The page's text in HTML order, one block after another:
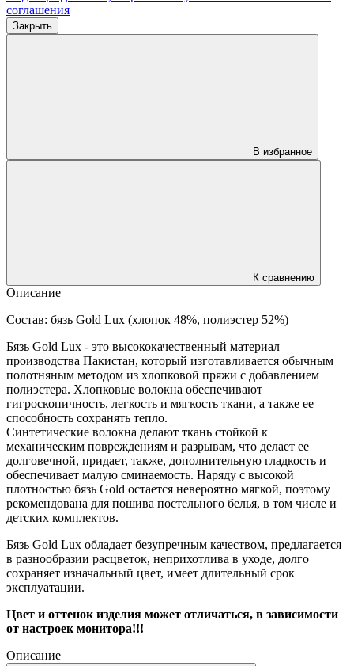
соглашения
Закрыть
В избранное
К сравнению
Описание
Состав: бязь Gold Lux (хлопок 48%, полиэстер 52%)
Бязь Gold Lux - это высококачественный материал
производства Пакистан, который изготавливается обычным
полотняным методом из хлопковой пряжи с добавлением
полиэстера. Хлопковые волокна обеспечивают
гигроскопичность, легкость и мягкость ткани, а также ее
способность сохранять тепло.
Синтетические волокна делают ткань стойкой к
механическим повреждениям и разрывам, что делает ее
долговечной, придает, также, дополнительную гладкость и
обеспечивает малую сминаемость. Наряду с высокой
плотностью бязь Gold остается невероятно мягкой, поэтому
рекомендована для пошива постельного белья, в том числе и
детских комплектов.
Бязь Gold Lux обладает безупречным качеством, предлагается
в разнообразии расцветок, неприхотлива в уходе, долго
сохраняет изначальный цвет, имеет длительный срок
эксплуатации.
Цвет и оттенок изделия может отличаться, в зависимости
от настроек монитора!!!
Описание